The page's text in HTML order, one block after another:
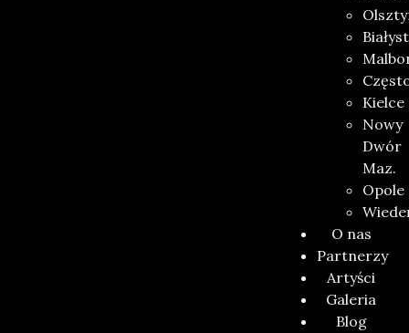
Kielce
Nowy
Dwór
Maz.
Opole
O nas
Partnerzy
Artyści
Galeria
Blog